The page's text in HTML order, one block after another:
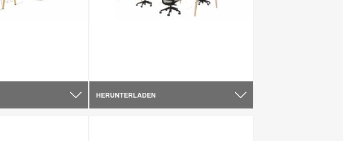
HERUNTERLADEN